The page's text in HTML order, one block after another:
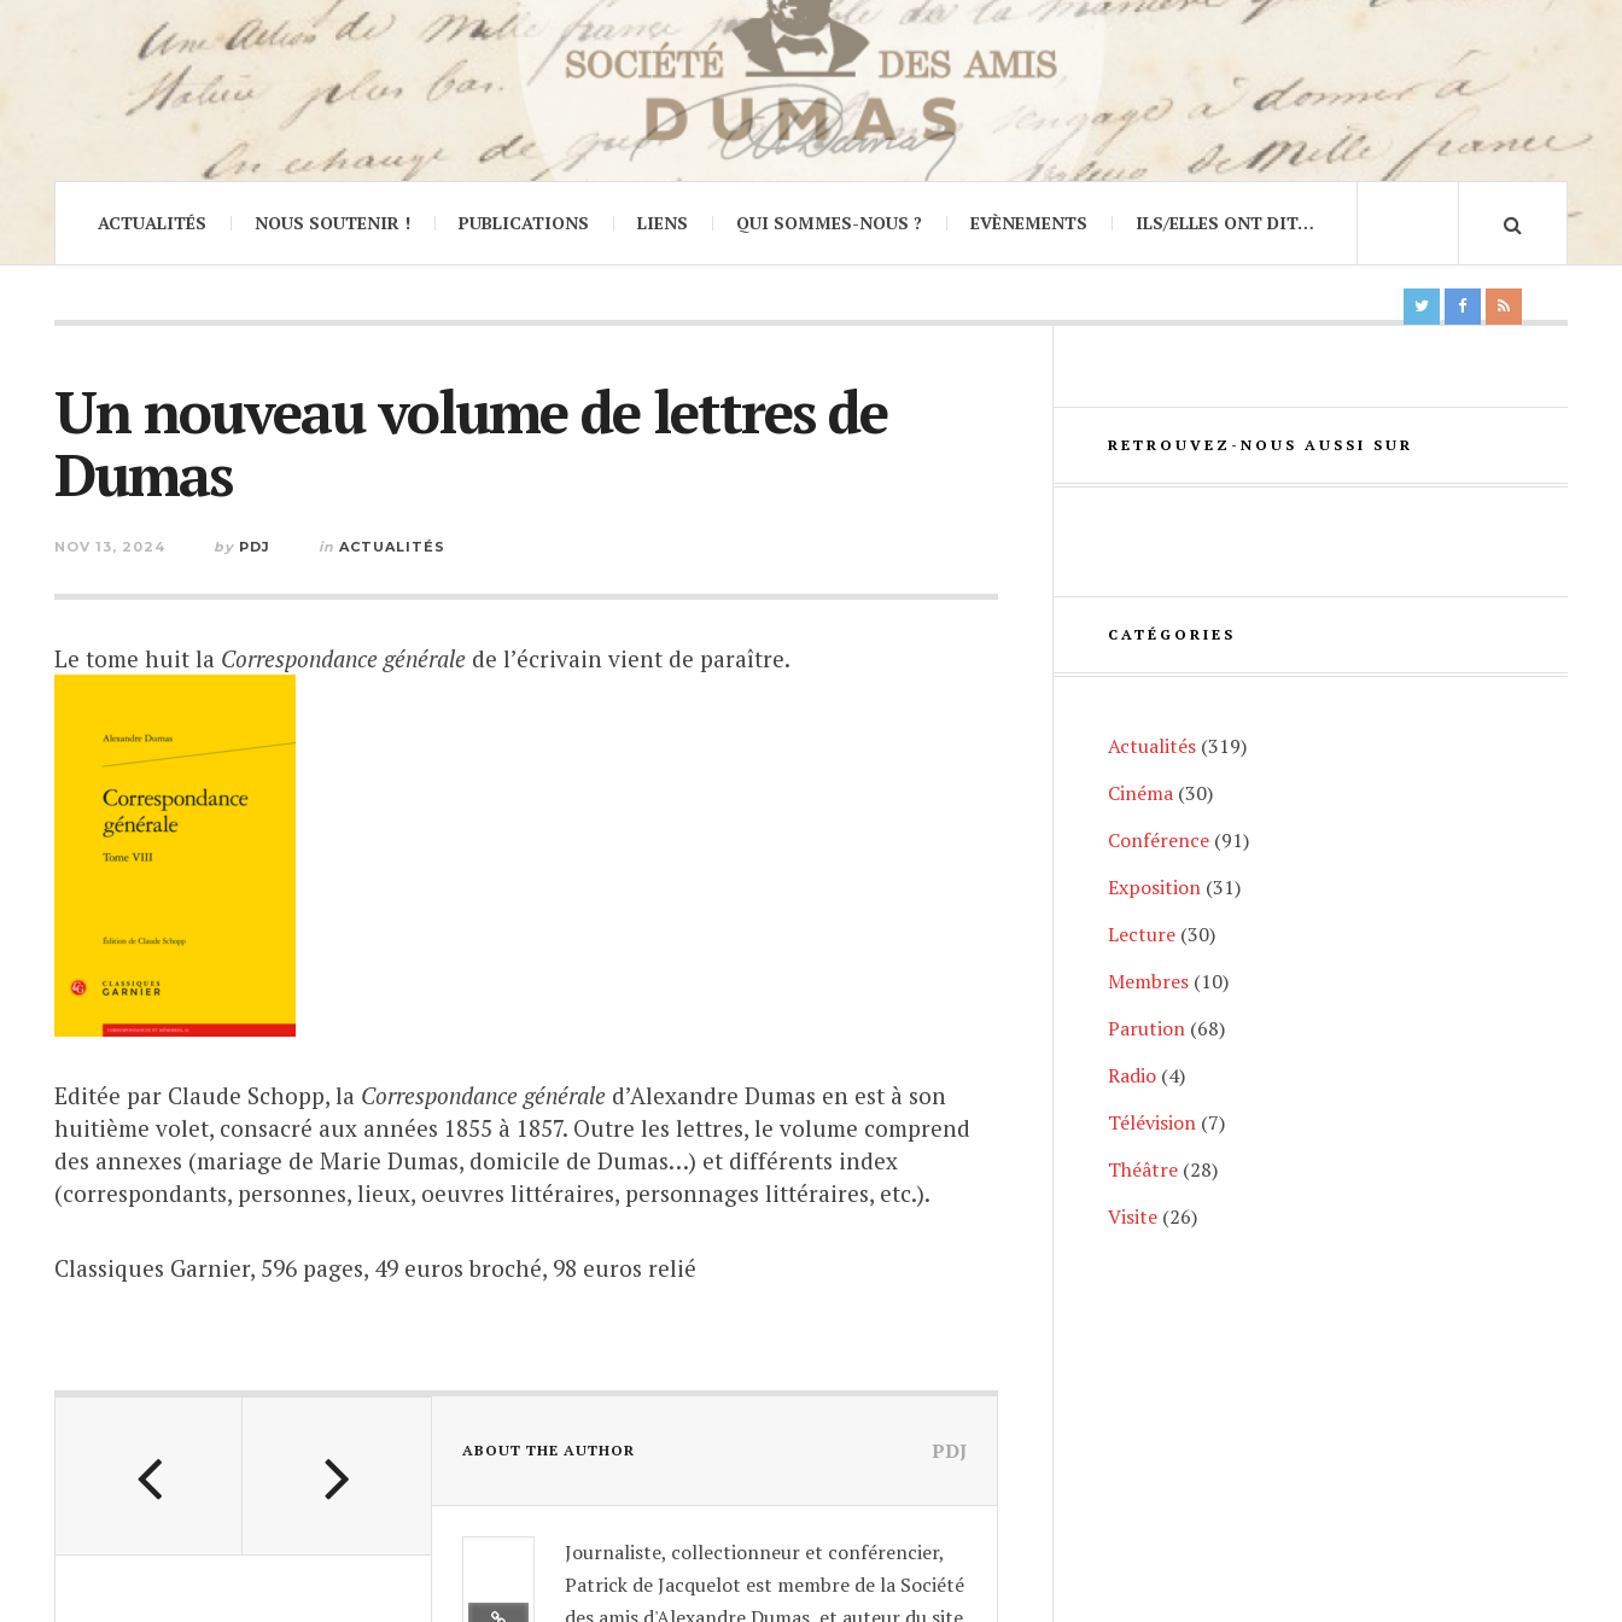
ACTUALITÉS NOUS SOUTENIR ! PUBLICATIONS LIENS QUI SOMMES-NOUS ? EVÈNEMENTS ILS/ELLES ONT DIT…
Un nouveau volume de lettres de
Dumas
NOV 13, 2024 by PDJ in ACTUALITÉS
Le tome huit la Correspondance générale de l’écrivain vient de paraître.
Editée par Claude Schopp, la Correspondance générale d’Alexandre Dumas en est à son
huitième volet, consacré aux années 1855 à 1857. Outre les lettres, le volume comprend
des annexes (mariage de Marie Dumas, domicile de Dumas…) et différents index
(correspondants, personnes, lieux, oeuvres littéraires, personnages littéraires, etc.).
Classiques Garnier, 596 pages, 49 euros broché, 98 euros relié
ABOUT THE AUTHOR PDJ
Journaliste, collectionneur et conférencier,
Patrick de Jacquelot est membre de la Société
RETROUVEZ-NOUS AUSSI SUR
CATÉGORIES
Actualités(319)
Cinéma(30)
Conférence(91)
Exposition(31)
Lecture(30)
Membres(10)
Parution(68)
Radio(4)
Télévision(7)
Théâtre(28)
Visite(26)